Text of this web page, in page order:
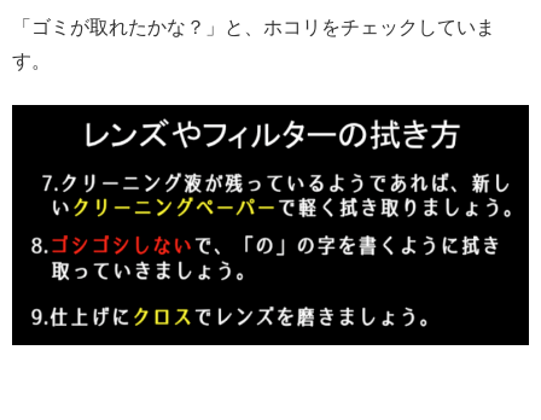
「ゴミが取れたかな？」と、ホコリをチェックしていま
す。